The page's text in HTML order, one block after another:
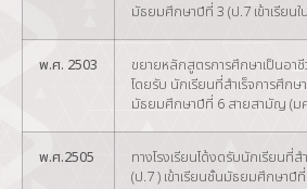
มัธยมศึกษาปีที่ 3 (ป.7 เข้าเรียน
พ.ศ. 2503
ขยายหลักสูตรการศึกษาเป็นอ
โดยรับ นักเรียนที่สำเร็จการศึก
มัธยมศึกษาปีที่ 6 สายสามัญ (ม
พ.ศ.2505
ทางโรงเรียนได้งดรับนักเรียนที่
(ป.7 ) เข้าเรียนชั้นมัธยมศึกษาปี